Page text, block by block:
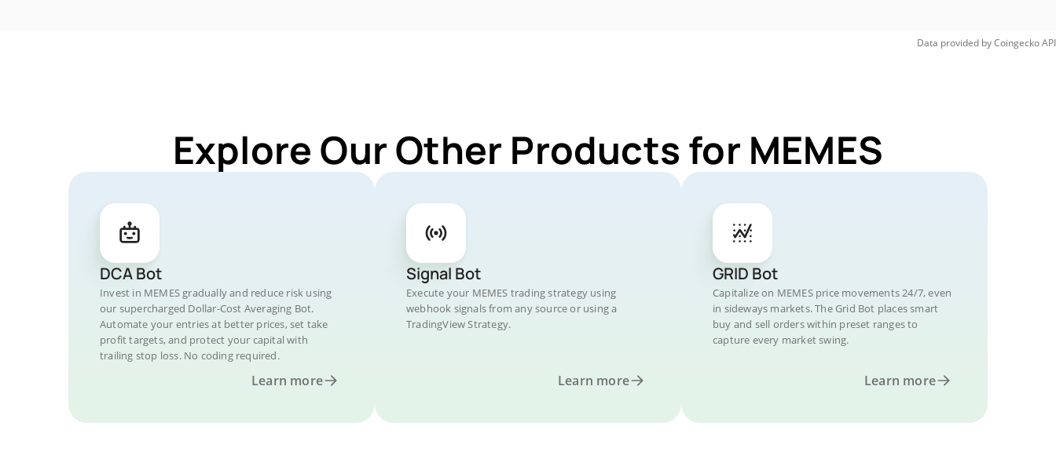
Data provided byCoingeckoAPI
Explore Our Other Products for MEMES
DCA Bot
Invest in MEMES gradually and reduce risk using
our supercharged Dollar-Cost Averaging Bot.
Automate your entries at better prices, set take
profit targets, and protect your capital with
trailing stop loss. No coding required.
Learn more
Signal Bot
Execute your MEMES trading strategy using
webhook signals from any source or using a
TradingView Strategy.
Learn more
GRID Bot
Capitalize on MEMES price movements 24/7, even
in sideways markets. The Grid Bot places smart
buy and sell orders within preset ranges to
capture every market swing.
Learn more